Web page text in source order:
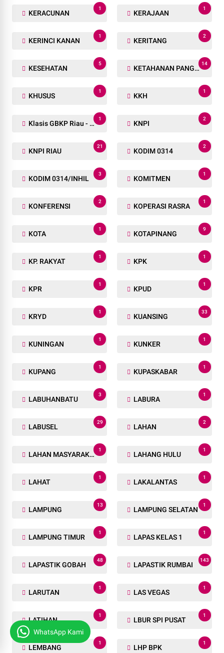
KERACUNAN
1
KERAJAAN
1
KERINCI KANAN
1
KERITANG
2
KESEHATAN
5
KETAHANAN PANGAN
14
KHUSUS
1
KKH
1
Klasis GBKP Riau - Sumbar.
1
KNPI
2
KNPI RIAU
21
KODIM 0314
2
KODIM 0314/INHIL
3
KOMITMEN
1
KONFERENSI
2
KOPERASI RASRA
1
KOTA
1
KOTAPINANG
9
KP. RAKYAT
1
KPK
1
KPR
1
KPUD
1
KRYD
1
KUANSING
33
KUNINGAN
1
KUNKER
1
KUPANG
1
KUPASKABAR
1
LABUHANBATU
3
LABURA
1
LABUSEL
29
LAHAN
2
LAHAN MASYARAKAT
1
LAHANG HULU
1
LAHAT
1
LAKALANTAS
1
LAMPUNG
13
LAMPUNG SELATAN
1
LAMPUNG TIMUR
1
LAPAS KELAS 1
1
LAPASTIK GOBAH
48
LAPASTIK RUMBAI
143
LARUTAN
1
LAS VEGAS
1
LATIHAN
1
LBUR SPI PUSAT
1
LEMBANG
1
LHP BPK
1
WhatsApp Kami